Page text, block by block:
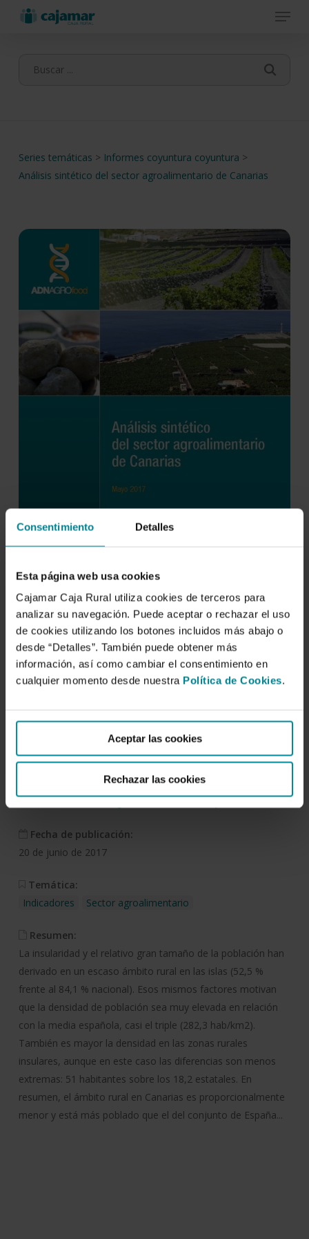
Consentimiento Detalles
Esta página web usa cookies
Cajamar Caja Rural utiliza cookies de terceros para
analizar su navegación. Puede aceptar o rechazar el uso
de cookies utilizando los botones incluidos más abajo o
desde “Detalles”. También puede obtener más
información, así como cambiar el consentimiento en
cualquier momento desde nuestra Política de Cookies.
Aceptar las cookies
Rechazar las cookies
Menu
Series temáticas > Informes coyuntura coyuntura >
Análisis sintético del sector agroalimentario de Canarias
Descargar
agroalimentario de
Canarias
Servicio de Estudios Agroalimentarios de Cajamar
Fecha de publicación:
20 de junio de 2017
Temática:
Indicadores
Sector agroalimentario
Resumen:
La insularidad y el relativo gran tamaño de la población han
derivado en un escaso ámbito rural en las islas (52,5 %
frente al 84,1 % nacional). Esos mismos factores motivan
que la densidad de población sea muy elevada en relación
con la media española, casi el triple (282,3 hab/km2).
También es mayor la densidad en las zonas rurales
insulares, aunque en este caso las diferencias son menos
extremas: 51 habitantes sobre los 18,2 estatales. En
resumen, el ámbito rural en Canarias es proporcionalmente
menor y está más poblado que el del conjunto de España...